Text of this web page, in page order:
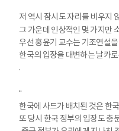
저 역시 잠시도 자리를 비우지
그 가운데 인상적인 몇 가지만
우선 홍윤기 교수는 기조연설
한국의 입장을 대변하는 날카
.
“
한국에 사드가 배치된 것은 한
또 당시 한국 정부의 입장도 충